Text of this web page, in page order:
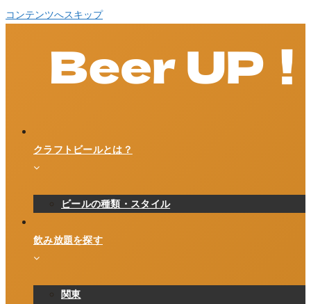
コンテンツへスキップ
クラフトビールとは？
ビールの種類・スタイル
飲み放題を探す
関東